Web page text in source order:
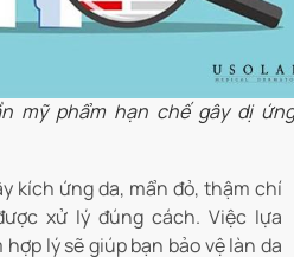
mỹ phẩm hạn chế gây dị
kích ứng da, mẩn đỏ, thậm chí
xử lý đúng cách. Việc lựa
lý sẽ giúp bạn bảo vệ làn da